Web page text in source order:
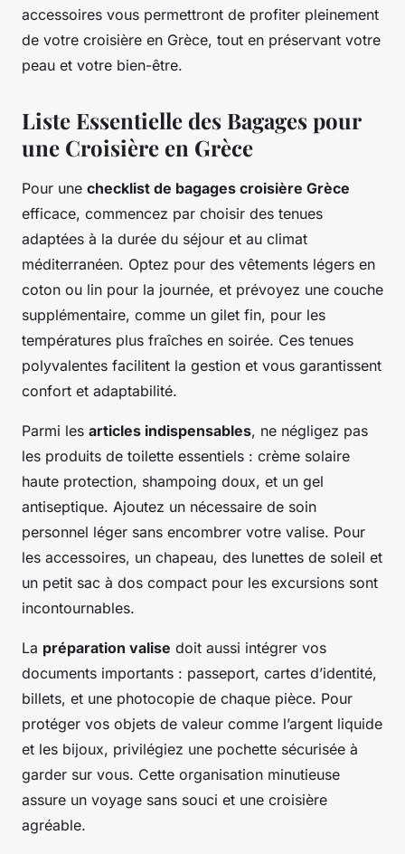
accessoires vous permettront de profiter pleinement
de votre croisière en Grèce, tout en préservant votre
peau et votre bien-être.
Liste Essentielle des Bagages pour
une Croisière en Grèce
Pour une checklist de bagages croisière Grèce
efficace, commencez par choisir des tenues
adaptées à la durée du séjour et au climat
méditerranéen. Optez pour des vêtements légers en
coton ou lin pour la journée, et prévoyez une couche
supplémentaire, comme un gilet fin, pour les
températures plus fraîches en soirée. Ces tenues
polyvalentes facilitent la gestion et vous garantissent
confort et adaptabilité.
Parmi les articles indispensables, ne négligez pas
les produits de toilette essentiels : crème solaire
haute protection, shampoing doux, et un gel
antiseptique. Ajoutez un nécessaire de soin
personnel léger sans encombrer votre valise. Pour
les accessoires, un chapeau, des lunettes de soleil et
un petit sac à dos compact pour les excursions sont
incontournables.
La préparation valise doit aussi intégrer vos
documents importants : passeport, cartes d’identité,
billets, et une photocopie de chaque pièce. Pour
protéger vos objets de valeur comme l’argent liquide
et les bijoux, privilégiez une pochette sécurisée à
garder sur vous. Cette organisation minutieuse
assure un voyage sans souci et une croisière
agréable.